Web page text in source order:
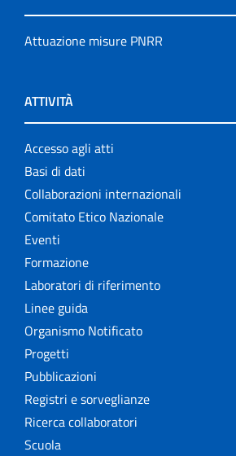
Attuazione misure PNRR
ATTIVITÀ
Accesso agli atti
Basi di dati
Collaborazioni internazionali
Comitato Etico Nazionale
Eventi
Formazione
Laboratori di riferimento
Linee guida
Organismo Notificato
Progetti
Pubblicazioni
Registri e sorveglianze
Ricerca collaboratori
Scuola